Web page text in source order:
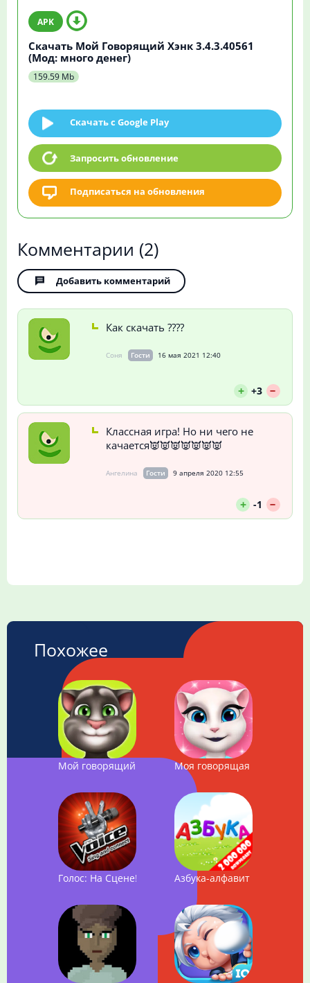
Скачать Мой Говорящий Хэнк 3.4.3.40561
(Мод: много денег)
159.59 Mb
Скачать c Google Play
Запросить обновление
Подписаться на обновления
Комментарии (2)
Добавить комментарий
Как скачать ????
Соня Гости 16 мая 2021 12:40
+ +3 --
Классная игра! Но ни чего не
качается👿👿👿👿👿👿👿
Ангелина Гости 9 апреля 2020 12:55
+ -1 --
Похожее
Мой говорящий Том Моя говорящая Анджела
Голос: На Сцене! THE VOICEАзбука-алфавит для детей